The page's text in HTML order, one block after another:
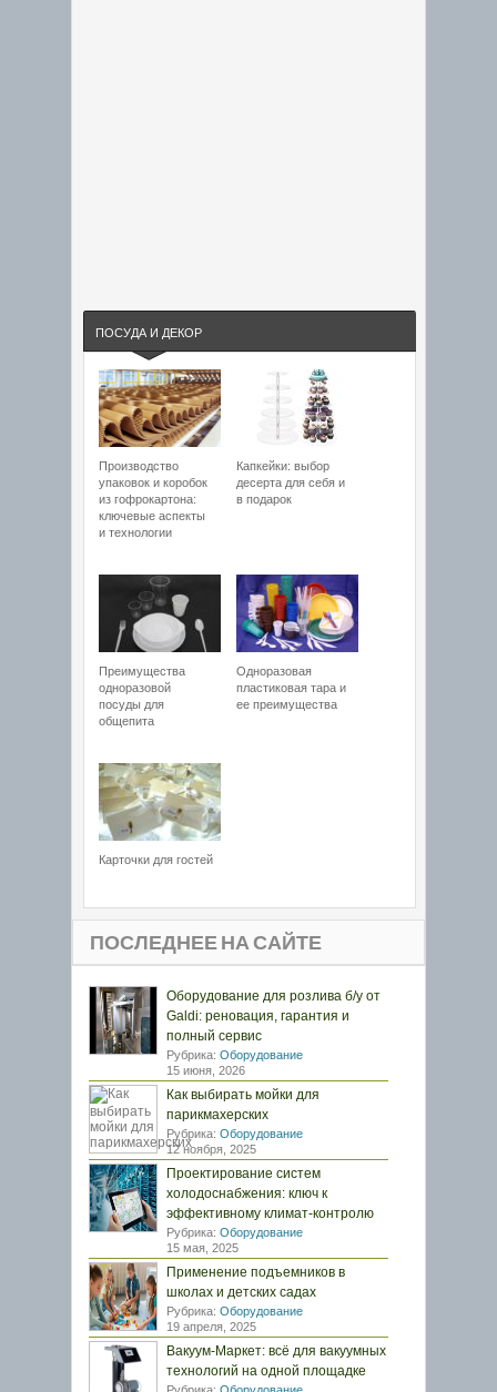
ПОСУДА И ДЕКОР
Производство
упаковок и коробок
из гофрокартона:
ключевые аспекты
и технологии
Капкейки: выбор
десерта для себя и
в подарок
Преимущества
одноразовой
посуды для
общепита
Одноразовая
пластиковая тара и
ее преимущества
Карточки для гостей
ПОСЛЕДНЕЕ НА САЙТЕ
Оборудование для розлива б/у от
Galdi: реновация, гарантия и
полный сервис
Рубрика: Оборудование
15 июня, 2026
Как выбирать мойки для
парикмахерских
Рубрика: Оборудование
12 ноября, 2025
Проектирование систем
холодоснабжения: ключ к
эффективному климат-контролю
Рубрика: Оборудование
15 мая, 2025
Применение подъемников в
школах и детских садах
Рубрика: Оборудование
19 апреля, 2025
Вакуум-Маркет: всё для вакуумных
технологий на одной площадке